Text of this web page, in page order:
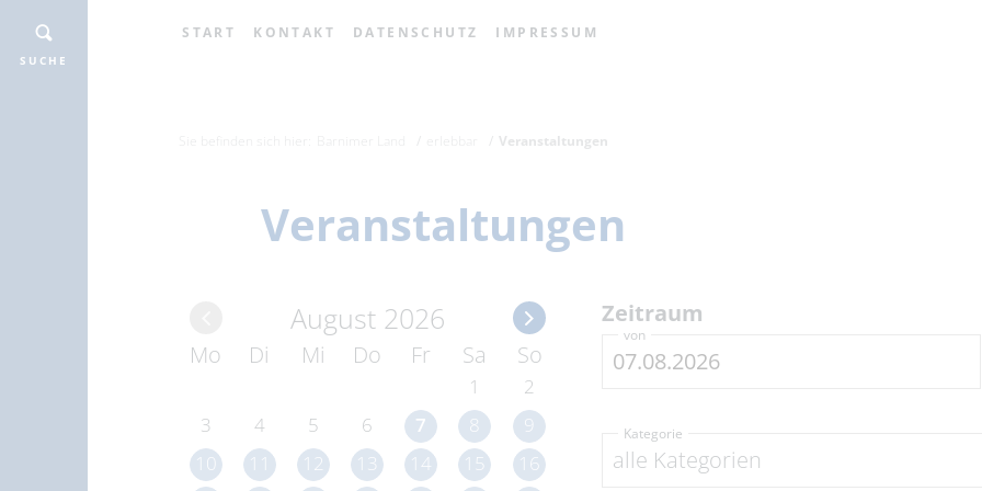
START KONTAKT DATENSCHUTZ IMPRESSUM
SUCHE
Veranstaltungen
Veranstaltungen
August 2026
Mo Di Mi Do Fr Sa So
1
2
3
4 5 6 7 8
9
10
11 12 13 14 15
16
Zeitraum
von
alle Kategorien
Kategorie